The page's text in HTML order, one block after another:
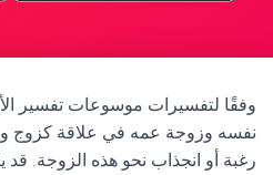
وفقًا لتفسيرات موسوعات تفسير
نفسه وزوجة عمه في علاقة كزوج
رغبة أو انجذاب نحو هذه الزوجة.